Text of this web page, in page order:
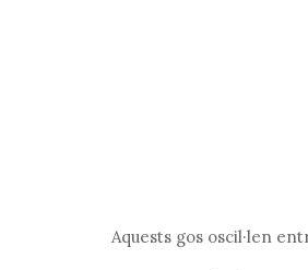
Aquests gos oscil·len